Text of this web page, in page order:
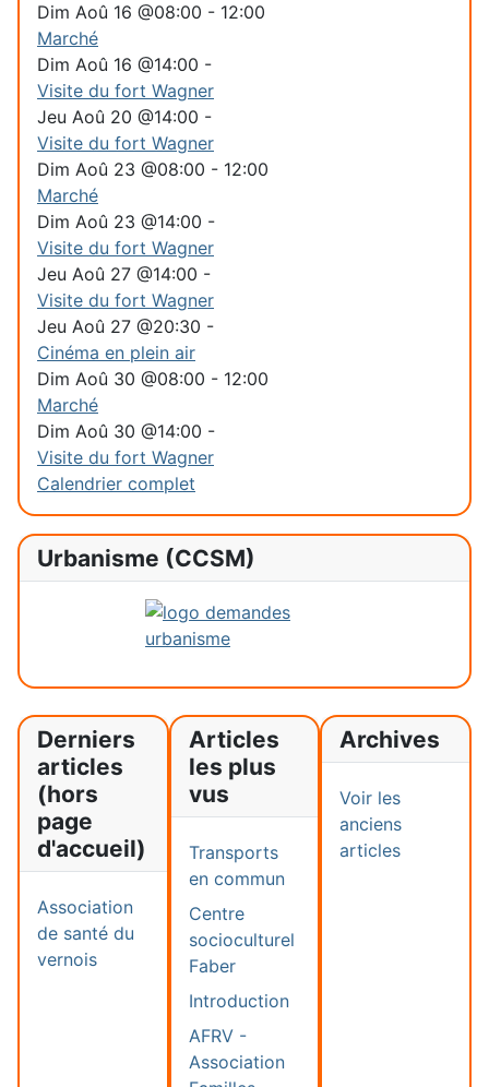
Dim Aoû 16 @08:00 - 12:00
Marché
Dim Aoû 16 @14:00 -
Visite du fort Wagner
Jeu Aoû 20 @14:00 -
Visite du fort Wagner
Dim Aoû 23 @08:00 - 12:00
Marché
Dim Aoû 23 @14:00 -
Visite du fort Wagner
Jeu Aoû 27 @14:00 -
Visite du fort Wagner
Jeu Aoû 27 @20:30 -
Cinéma en plein air
Dim Aoû 30 @08:00 - 12:00
Marché
Dim Aoû 30 @14:00 -
Visite du fort Wagner
Calendrier complet
Urbanisme (CCSM)
Derniers
articles
(hors
page
d'accueil)
Association
de santé du
vernois
Articles
les plus
vus
Transports
en commun
Centre
socioculturel
Faber
Introduction
AFRV -
Association
Archives
Voir les
anciens
articles